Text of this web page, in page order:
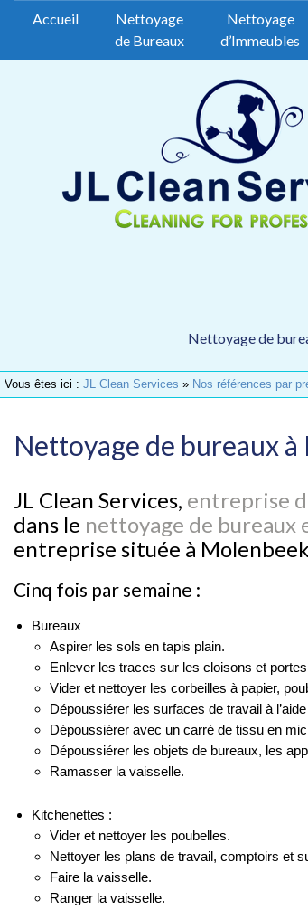
Accueil
Nettoyage
de Bureaux
Nettoyage
d’Immeubles
Nettoyage de
Vous êtes ici : JL Clean Services » Nos références par
Nettoyage de bureaux à
JL Clean Services, entreprise
dans le nettoyage de bureaux
entreprise située à
Cinq fois par semaine :
Bureaux
Aspirer les sols en tapis plain.
Enlever les traces sur les cloisons et
Vider et nettoyer les corbeilles à papier,
Dépoussiérer les surfaces de travail à
Dépoussiérer avec un carré de tissu en
Dépoussiérer les objets de bureaux, les
Ramasser la vaisselle.
Kitchenettes :
Vider et nettoyer les poubelles.
Nettoyer les plans de travail, comptoirs et
Faire la vaisselle.
Ranger la vaisselle.